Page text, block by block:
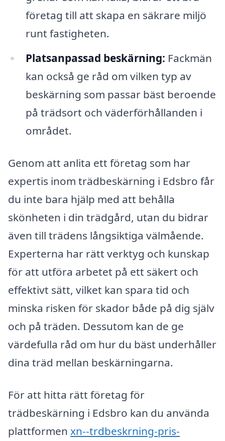
företag till att skapa en säkrare miljö
runt fastigheten.
Platsanpassad beskärning: Fackmän
kan också ge råd om vilken typ av
beskärning som passar bäst beroende
på trädsort och väderförhållanden i
området.
Genom att anlita ett företag som har
expertis inom trädbeskärning i Edsbro får
du inte bara hjälp med att behålla
skönheten i din trädgård, utan du bidrar
även till trädens långsiktiga välmående.
Experterna har rätt verktyg och kunskap
för att utföra arbetet på ett säkert och
effektivt sätt, vilket kan spara tid och
minska risken för skador både på dig själv
och på träden. Dessutom kan de ge
värdefulla råd om hur du bäst underhåller
dina träd mellan beskärningarna.
För att hitta rätt företag för
trädbeskärning i Edsbro kan du använda
plattformen xn--trdbeskrning-pris-